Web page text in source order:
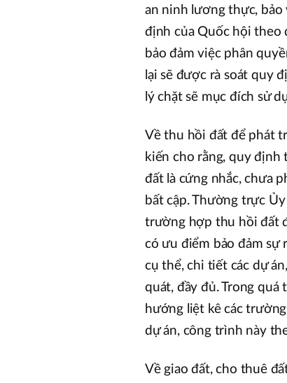
an ninh lương thực,
định của Quốc hội theo
bảo đảm việc phân
lại sẽ được rà soát quy
lý chặt sẽ mục đích sử
Về thu hồi đất để phát
kiến cho rằng, quy
đất là cứng nhắc, chưa
bất cập. Thường trực
trường hợp thu hồi đất
có ưu điểm bảo đảm sự
cụ thể, chi tiết các dự
quát, đầy đủ. Trong
hướng liệt kê các
dự án, công trình này
Về giao đất, cho thuê